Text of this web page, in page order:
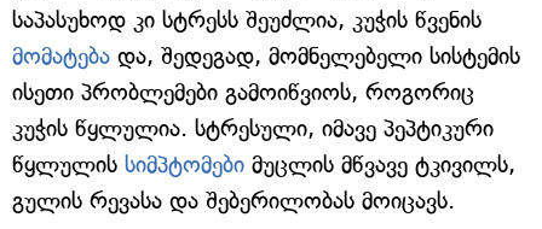
საპასუხოდ კი სტრესს შეუძლია, კუჭის წვენის
მომატება და, შედეგად, მომნელებელი სისტემის
ისეთი პრობლემები გამოიწვიოს, როგორიც
კუჭის წყლულია. სტრესული, იმავე პეპტიკური
წყლულის სიმპტომები მუცლის მწვავე ტკივილს,
გულის რევასა და შებერილობას მოიცავს.